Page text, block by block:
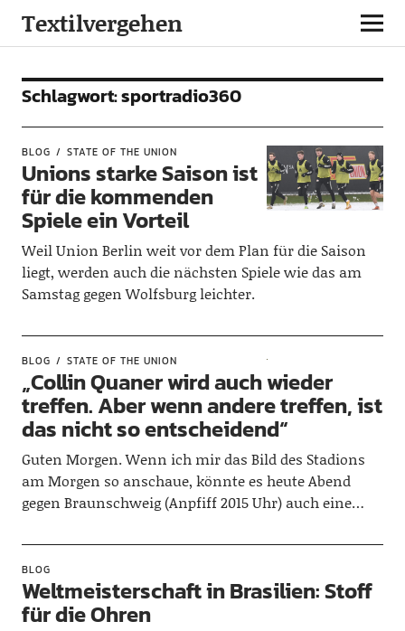
Textilvergehen
Schlagwort:sportradio360
BLOG STATE OF THE UNION
Unions starke Saison ist
für die kommenden
Spiele ein Vorteil
Weil Union Berlin weit vor dem Plan für die Saison
liegt, werden auch die nächsten Spiele wie das am
Samstag gegen Wolfsburg leichter.
BLOG STATE OF THE UNION
„Collin Quaner wird auch wieder
treffen. Aber wenn andere treffen, ist
das nicht so entscheidend“
Guten Morgen. Wenn ich mir das Bild des Stadions
am Morgen so anschaue, könnte es heute Abend
gegen Braunschweig (Anpfiff 2015 Uhr) auch eine…
BLOG
Weltmeisterschaft in Brasilien: Stoff
für die Ohren